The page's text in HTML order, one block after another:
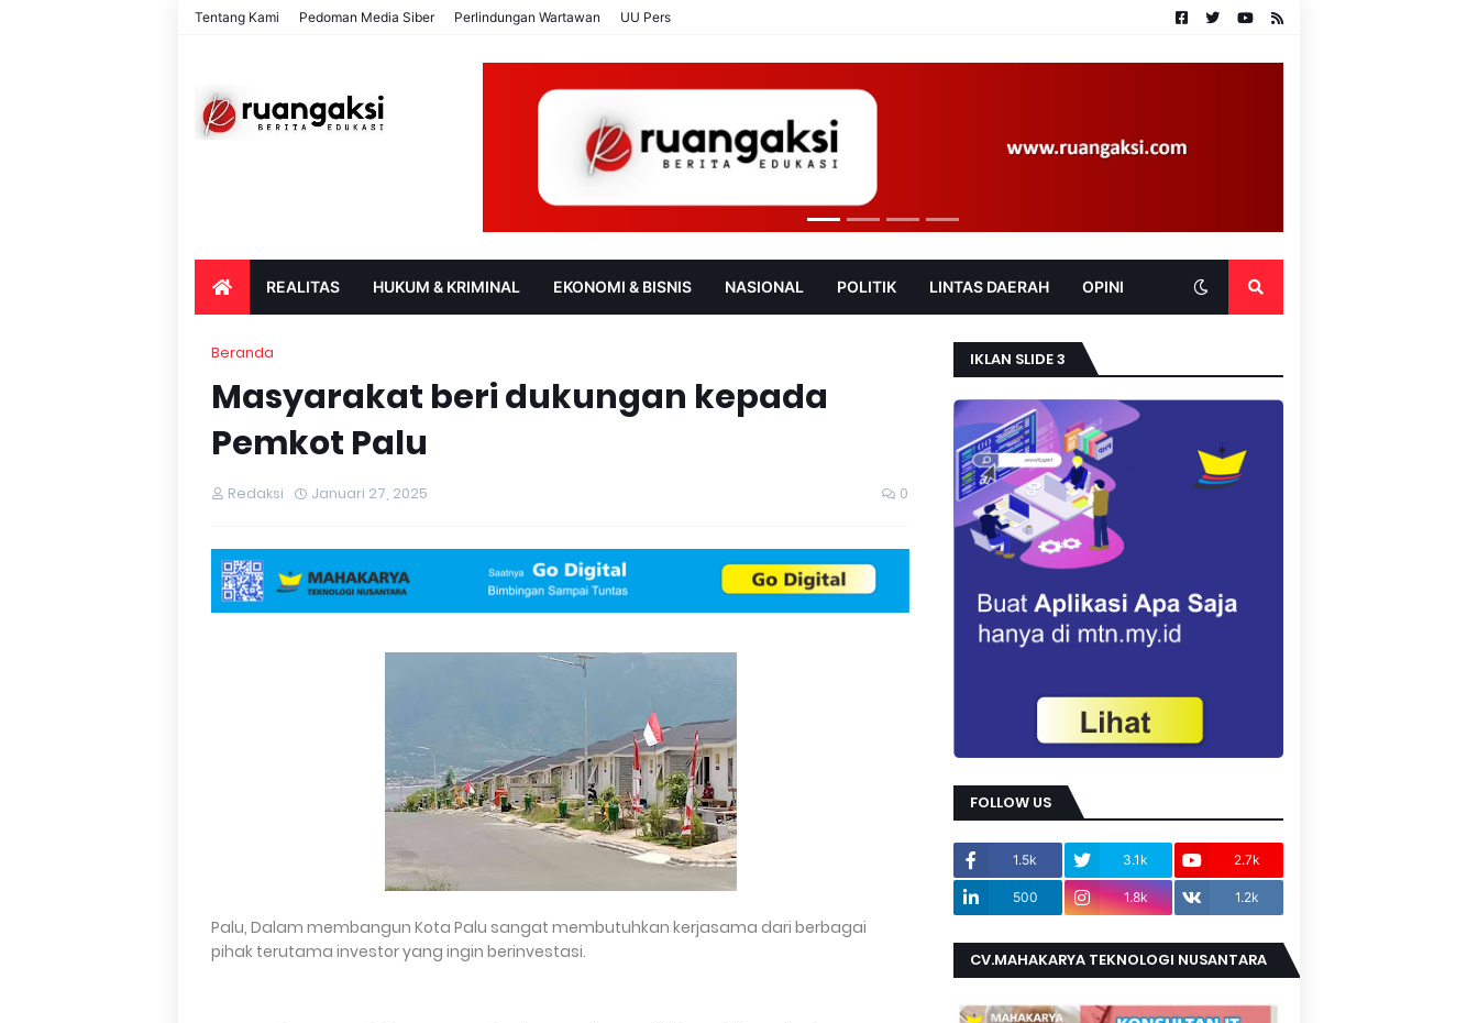
Tentang Kami Pedoman Media Siber Perlindungan Wartawan UU Pers
REALITAS HUKUM & KRIMINAL EKONOMI & BISNIS NASIONAL POLITIK LINTAS DAERAH OPINI
Beranda
Masyarakat beri dukungan kepada
Pemkot Palu
Redaksi Januari 27, 2025 0
Palu, Dalam membangun Kota Palu sangat membutuhkan kerjasama dari berbagai
pihak terutama investor yang ingin berinvestasi.
IKLAN SLIDE 3
FOLLOW US
1.5k 3.1k 2.7k
500 1.8k 1.2k
CV.MAHAKARYA TEKNOLOGI NUSANTARA